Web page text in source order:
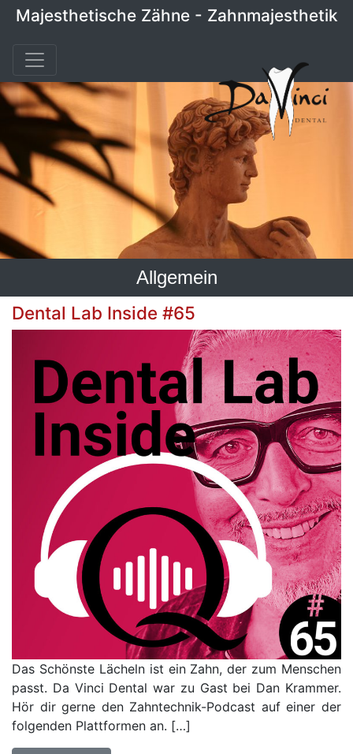
Majesthetische Zähne - Zahnmajesthetik
Allgemein
Dental Lab Inside #65
Das Schönste Lächeln ist ein Zahn, der zum Menschen
passt. Da Vinci Dental war zu Gast bei Dan Krammer.
Hör dir gerne den Zahntechnik-Podcast auf einer der
folgenden Plattformen an. […]